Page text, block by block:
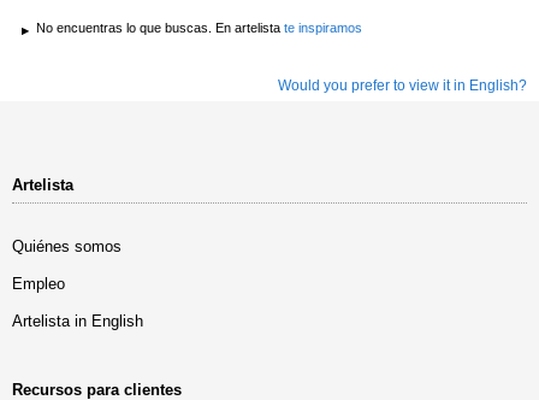
No encuentras lo que buscas. En artelista te inspiramos
Would you prefer to view it in English?
Artelista
Quiénes somos
Empleo
Artelista in English
Recursos para clientes